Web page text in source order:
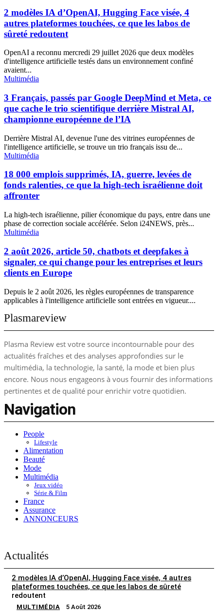
2 modèles IA d’OpenAI, Hugging Face visée, 4
autres plateformes touchées, ce que les labos de
sûreté redoutent
OpenAI a reconnu mercredi 29 juillet 2026 que deux modèles
d'intelligence artificielle testés dans un environnement confiné
avaient...
Multimédia
3 Français, passés par Google DeepMind et Meta, ce
que cache le trio scientifique derrière Mistral AI,
championne européenne de l’IA
Derrière Mistral AI, devenue l'une des vitrines européennes de
l'intelligence artificielle, se trouve un trio français issu de...
Multimédia
18 000 emplois supprimés, IA, guerre, levées de
fonds ralenties, ce que la high-tech israélienne doit
affronter
La high-tech israélienne, pilier économique du pays, entre dans une
phase de correction sociale accélérée. Selon i24NEWS, près...
Multimédia
2 août 2026, article 50, chatbots et deepfakes à
signaler, ce qui change pour les entreprises et leurs
clients en Europe
Depuis le 2 août 2026, les règles européennes de transparence
applicables à l'intelligence artificielle sont entrées en vigueur....
Plasmareview
Plasma Review est votre source incontournable pour des
actualités fraîches et des analyses approfondies sur le
multimédia, la technologie, la santé, la mode et bien plus
encore. Nous nous engageons à vous fournir des informations
pertinentes et de qualité pour enrichir votre quotidien.
Navigation
People
Lifestyle
Alimentation
Beauté
Mode
Multimédia
Jeux vidéo
Série & Film
France
Assurance
ANNONCEURS
Actualités
2 modèles IA d’OpenAI, Hugging Face visée, 4 autres
plateformes touchées, ce que les labos de sûreté
redoutent
MULTIMÉDIA 5 Août 2026